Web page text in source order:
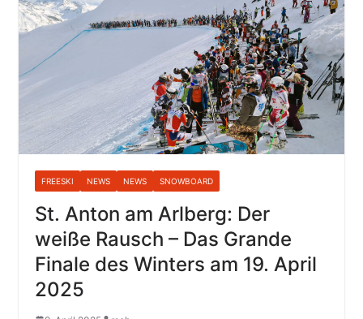
FREESKI NEWS NEWS SNOWBOARD
St. Anton am Arlberg: Der
weiße Rausch – Das Grande
Finale des Winters am 19. April
2025